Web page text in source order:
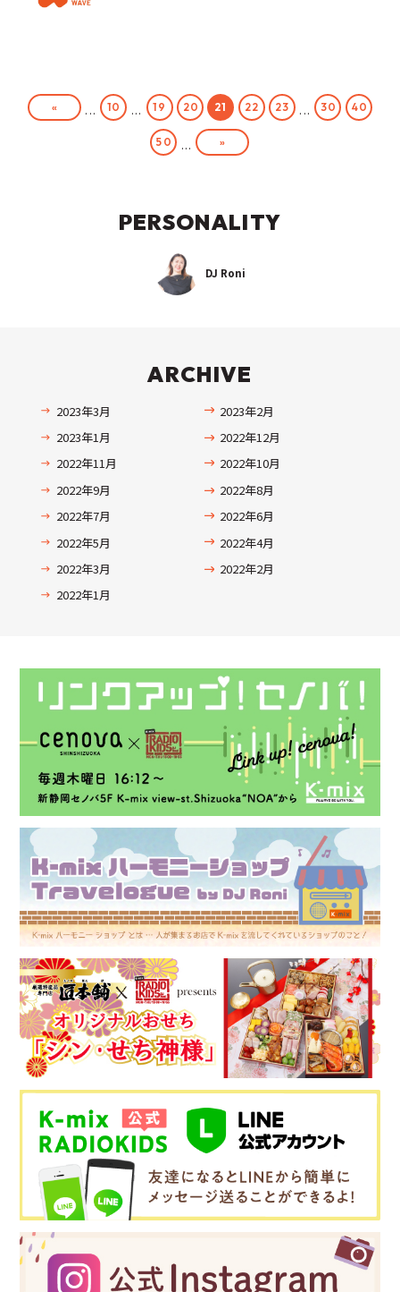
« ... 10 ... 19 20 21 22 23 ... 30 40
50 ... »
PERSONALITY
DJ Roni
ARCHIVE
2023年3月
2023年2月
2023年1月
2022年12月
2022年11月
2022年10月
2022年9月
2022年8月
2022年7月
2022年6月
2022年5月
2022年4月
2022年3月
2022年2月
2022年1月